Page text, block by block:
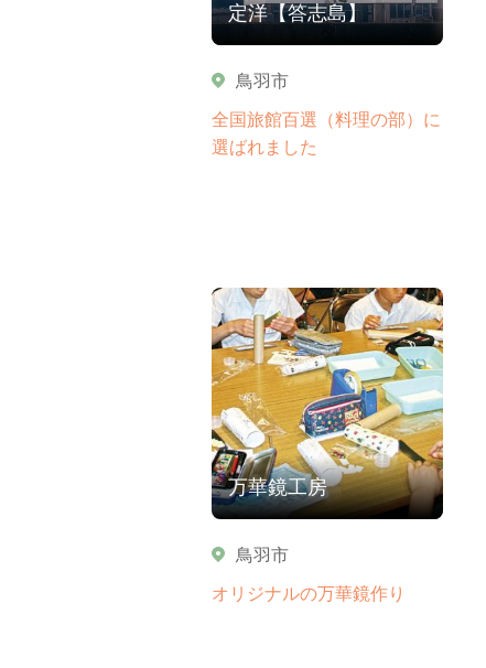
定洋【答志島】
鳥羽市
全国旅館百選（料理の部）に
選ばれました
万華鏡工房
鳥羽市
オリジナルの万華鏡作り